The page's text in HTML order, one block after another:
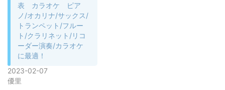
表 カラオケ ピア
ノ/オカリナ/サックス/
トランペット/フルー
ト/クラリネット/リコ
ーダー演奏/カラオケ
に最適！
2023-02-07
優里